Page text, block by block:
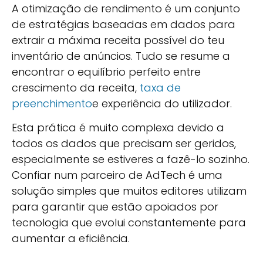
A otimização de rendimento é um conjunto
de estratégias baseadas em dados para
extrair a máxima receita possível do teu
inventário de anúncios. Tudo se resume a
encontrar o equilíbrio perfeito entre
crescimento da receita, taxa de
preenchimentoe experiência do utilizador.
Esta prática é muito complexa devido a
todos os dados que precisam ser geridos,
especialmente se estiveres a fazê-lo sozinho.
Confiar num parceiro de AdTech é uma
solução simples que muitos editores utilizam
para garantir que estão apoiados por
tecnologia que evolui constantemente para
aumentar a eficiência.